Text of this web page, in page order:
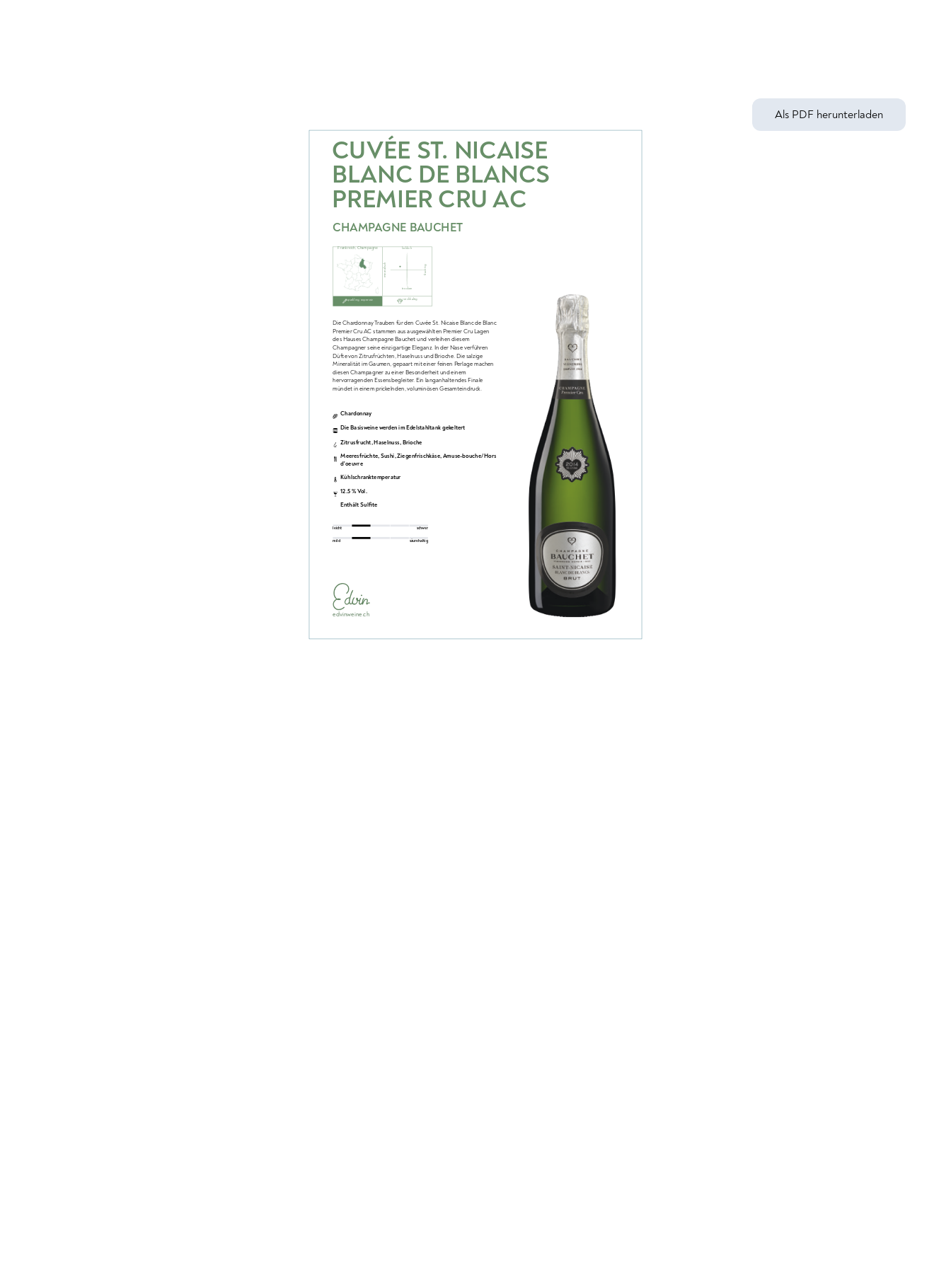
CUVÉE ST. NICAISE
BLANC DE BLANCS
PREMIER CRU AC
CHAMPAGNE BAUCHET
Frankreich, Champagne lieblich
mineralisch fruchtig
trocken
sparkling, expressiv reichhaltig
Die Chardonnay Trauben für den Cuvée St. Nicaise Blanc de Blanc
Premier Cru AC stammen aus ausgewählten Premier Cru Lagen
des Hauses Champagne Bauchet und verleihen diesem
Champagner seine einzigartige Eleganz. In der Nase verführen
Düfte von Zitrusfrüchten, Haselnuss und Brioche. Die salzige
Mineralität im Gaumen, gepaart mit einer feinen Perlage machen
diesen Champagner zu einer Besonderheit und einem
hervorragenden Essensbegleiter. Ein langanhaltendes Finale
mündet in einem prickelnden, voluminösen Gesamteindruck.
Chardonnay
Die Basisweine werden im Edelstahltank gekeltert
Zitrusfrucht,Haselnuss,Brioche
Meeresfrüchte,Sushi,Ziegenfrischkäse,Amuse-bouche/Hors
d'oeuvre
Kühlschranktemperatur
12.5 % Vol.
Enthält Sulfite
leicht schwer
mild säurehaltig
edvinweine.ch
Als PDF herunterladen